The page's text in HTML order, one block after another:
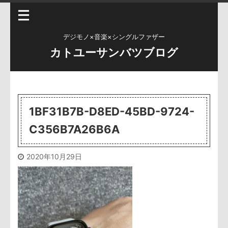
デジモノ×音楽×シングルファザー
カトユーサンバツブログ
1BF31B7B-D8ED-45BD-9724-
C356B7A26B6A
2020年10月29日